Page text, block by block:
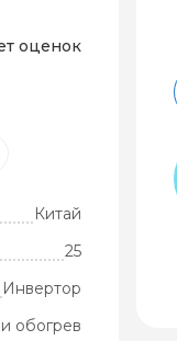
оценок
Китай
25
Инвертор
обогрев